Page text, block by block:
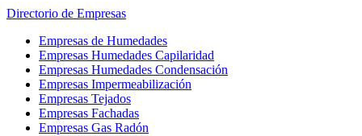
Directorio de Empresas
Empresas de Humedades
Empresas Humedades Capilaridad
Empresas Humedades Condensación
Empresas Impermeabilización
Empresas Tejados
Empresas Fachadas
Empresas Gas Radón